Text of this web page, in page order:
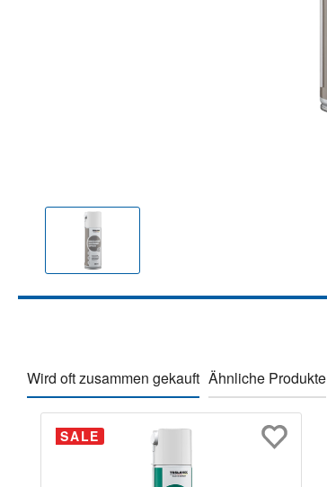
Wird oft zusammen gekauft Ähnliche Produkte
Produktgalerie überspringen
SALE